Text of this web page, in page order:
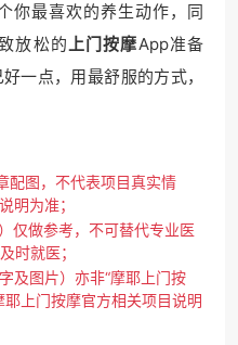
你最喜欢的养生动作，同
放松的上门按摩App准备
一点，用最舒服的方式，
配图，不代表项目真实情
明为准；
仅做参考，不可替代专业医
时就医；
及图片）亦非“摩耶上门按
上门按摩官方相关项目说明